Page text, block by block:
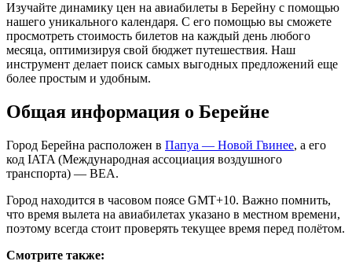
Изучайте динамику цен на авиабилеты в Берейну с помощью
нашего уникального календаря. С его помощью вы сможете
просмотреть стоимость билетов на каждый день любого
месяца, оптимизируя свой бюджет путешествия. Наш
инструмент делает поиск самых выгодных предложений еще
более простым и удобным.
Общая информация о Берейне
Город Берейна расположен в Папуа — Новой Гвинее, а его
код IATA (Международная ассоциация воздушного
транспорта) — BEA.
Город находится в часовом поясе GMT+10. Важно помнить,
что время вылета на авиабилетах указано в местном времени,
поэтому всегда стоит проверять текущее время перед полётом.
Смотрите также: